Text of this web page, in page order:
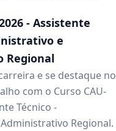
- Assistente
e
Regional
e se destaque no
com o Curso CAU-
Técnico -
Regional.